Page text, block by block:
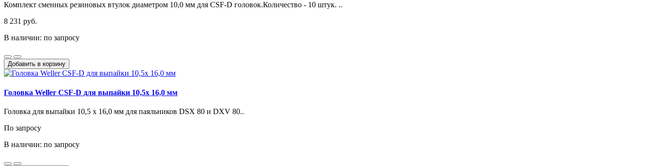
Комплект сменных резиновых втулок диаметром 10,0 мм для CSF-D головок.Количество - 10 штук. ..
8 231 руб.
В наличии: по запросу
Добавить в корзину
Головка Weller CSF-D для выпайки 10,5x 16,0 мм
Головка для выпайки 10,5 x 16,0 мм для паяльников DSX 80 и DXV 80..
По запросу
В наличии: по запросу